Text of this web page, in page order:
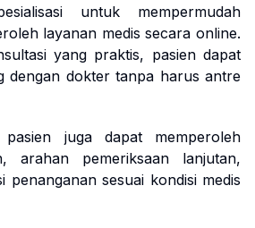
untuk mempermudah
layanan medis secara online.
yang praktis, pasien dapat
dengan dokter tanpa harus antre
pasien juga dapat memperoleh
arahan pemeriksaan lanjutan,
penanganan sesuai kondisi medis